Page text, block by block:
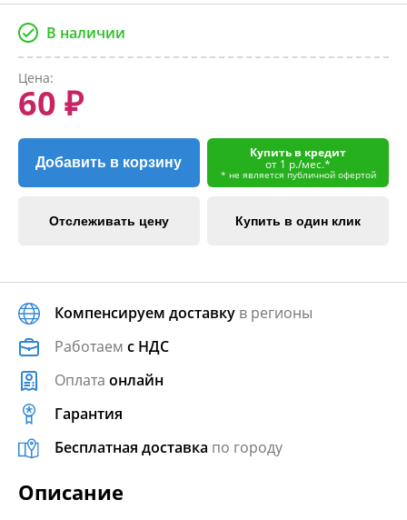
В наличии
Цена:
60 ₽
Добавить в корзину
Купить в кредит
от 1 р./мес.*
* не является публичной офертой
Отслеживать цену Купить в один клик
Компенсируем доставку в регионы
Работаем с НДС
Оплата онлайн
Гарантия
Бесплатная доставка по городу
Описание